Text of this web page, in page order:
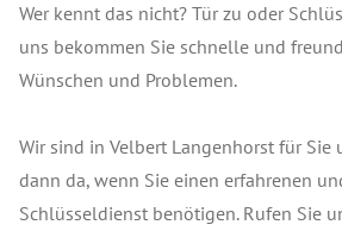
Wer kennt das nicht? Tür zu oder
uns bekommen Sie schnelle und
Wünschen und Problemen.
Wir sind in Velbert Langenhorst für Sie
dann da, wenn Sie einen erfahrenen
Schlüsseldienst benötigen. Rufen Sie